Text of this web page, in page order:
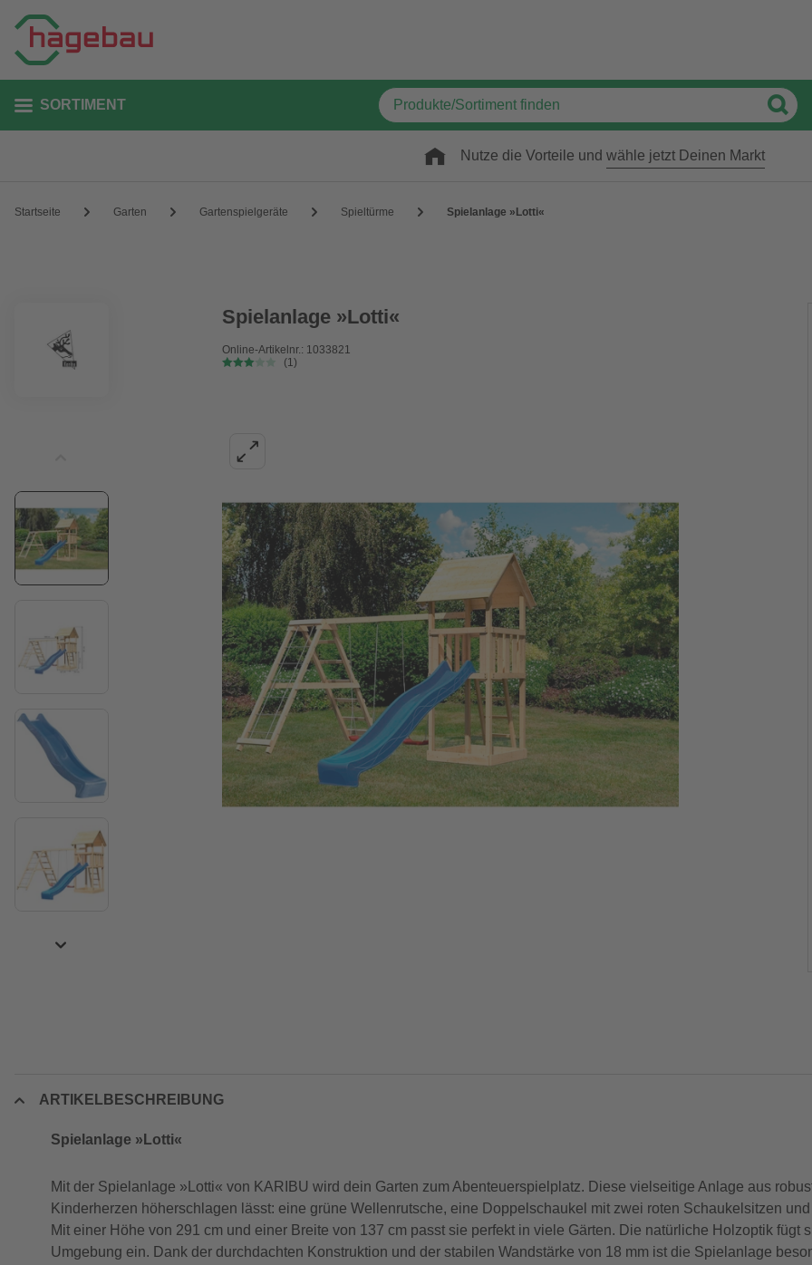
SORTIMENT
Nutze die Vorteile und wähle jetzt Deinen Markt
Startseite Garten Gartenspielgeräte Spieltürme Spielanlage »Lotti«
Spielanlage »Lotti«
Online-Artikelnr.: 1033821
(1)
ARTIKELBESCHREIBUNG
Spielanlage »Lotti«
Mit der Spielanlage »Lotti« von KARIBU wird dein Garten zum Abenteuerspielplatz. Diese vielseitige Anlage aus
Kinderherzen höherschlagen lässt: eine grüne Wellenrutsche, eine Doppelschaukel mit zwei roten Schaukelsitzen
Mit einer Höhe von 291 cm und einer Breite von 137 cm passt sie perfekt in viele Gärten. Die natürliche Holzoptik fügt
Umgebung ein. Dank der durchdachten Konstruktion und der stabilen Wandstärke von 18 mm ist die Spielanlage